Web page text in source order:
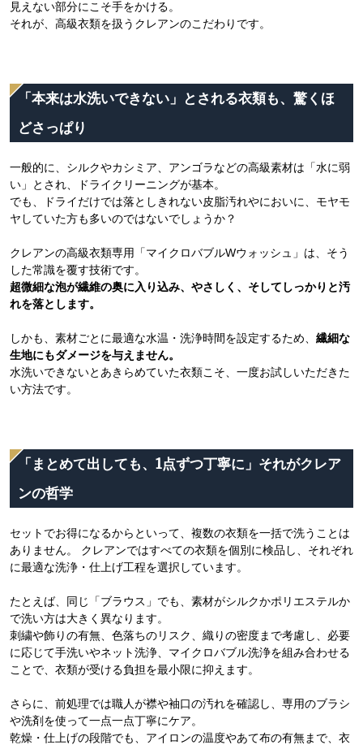
見えない部分にこそ手をかける。
それが、高級衣類を扱うクレアンのこだわりです。
「本来は水洗いできない」とされる衣類も、驚くほ
どさっぱり
一般的に、シルクやカシミア、アンゴラなどの高級素材は「水に弱
い」とされ、ドライクリーニングが基本。
でも、ドライだけでは落としきれない皮脂汚れやにおいに、モヤモ
ヤしていた方も多いのではないでしょうか？
クレアンの高級衣類専用「マイクロバブルWウォッシュ」は、そう
した常識を覆す技術です。
超微細な泡が繊維の奥に入り込み、やさしく、そしてしっかりと汚
れを落とします。
しかも、素材ごとに最適な水温・洗浄時間を設定するため、 繊細な
生地にもダメージを与えません。
水洗いできないとあきらめていた衣類こそ、一度お試しいただきた
い方法です。
「まとめて出しても、1点ずつ丁寧に」それがクレア
ンの哲学
セットでお得になるからといって、複数の衣類を一括で洗うことは
ありません。 クレアンではすべての衣類を個別に検品し、それぞれ
に最適な洗浄・仕上げ工程を選択しています。
たとえば、同じ「ブラウス」でも、素材がシルクかポリエステルか
で洗い方は大きく異なります。
刺繍や飾りの有無、色落ちのリスク、織りの密度まで考慮し、必要
に応じて手洗いやネット洗浄、マイクロバブル洗浄を組み合わせる
ことで、衣類が受ける負担を最小限に抑えます。
さらに、前処理では職人が襟や袖口の汚れを確認し、専用のブラシ
や洗剤を使って一点一点丁寧にケア。
乾燥・仕上げの段階でも、アイロンの温度やあて布の有無まで、衣